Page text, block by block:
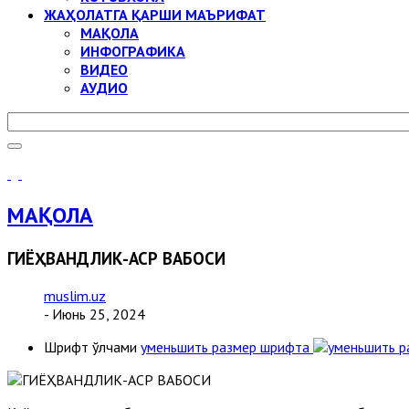
ЖАҲОЛАТГА ҚАРШИ МАЪРИФАТ
МАҚОЛА
ИНФОГРАФИКА
ВИДЕО
АУДИО
МАҚОЛА
ГИЁҲВАНДЛИК-АСР ВАБОСИ
muslim.uz
- Июнь 25, 2024
Шрифт ўлчами уменьшить размер шрифта